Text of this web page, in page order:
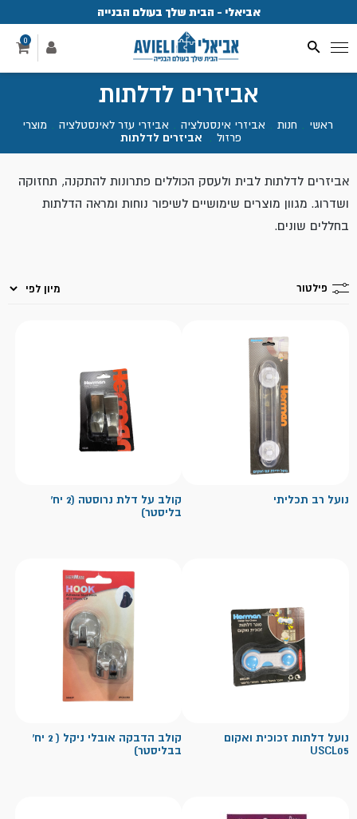
אביאלי - הבית שלך בעולם הבנייה
0
אביזרים לדלתות
ראשי חנות אביזרי אינסטלציה אביזרי עזר לאינסטלציה
מוצרי
פרזול
אביזרים לדלתות
אביזרים לדלתות לבית ולעסק הכוללים פתרונות להתקנה, תחזוקה
ושדרוג. מגוון מוצרים שימושיים לשיפור נוחות ומראה הדלתות
בחללים שונים.
פילטור
נועל רב תכליתי
קולב על דלת נרוסטה (2 יח'
בליסטר)
נועל דלתות זכוכית ואקום
USCL05
קולב הדבקה אובלי ניקל ( 2 יח'
בבליסטר)